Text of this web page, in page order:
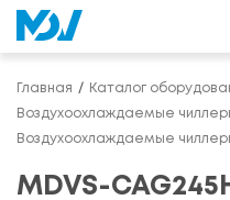
Главная Каталог
Воздухоохлаждаемые
Воздухоохлаждаемые
MDVS-